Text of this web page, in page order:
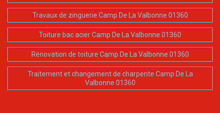
Travaux de zinguerie Camp De La Valbonne 01360
Toiture bac acier Camp De La Valbonne 01360
Rénovation de toiture Camp De La Valbonne 01360
Traitement et changement de charpente Camp De La
Valbonne 01360